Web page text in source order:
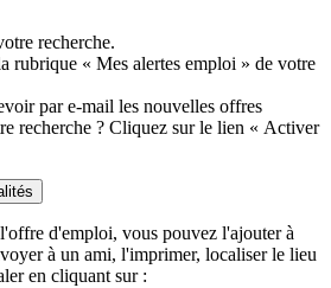
recherche.
rubrique « Mes alertes emploi » de votre
par e-mail les nouvelles offres
recherche ? Cliquez sur le lien « Activer
d'emploi, vous pouvez l'ajouter à
à un ami, l'imprimer, localiser le lieu
en cliquant sur :